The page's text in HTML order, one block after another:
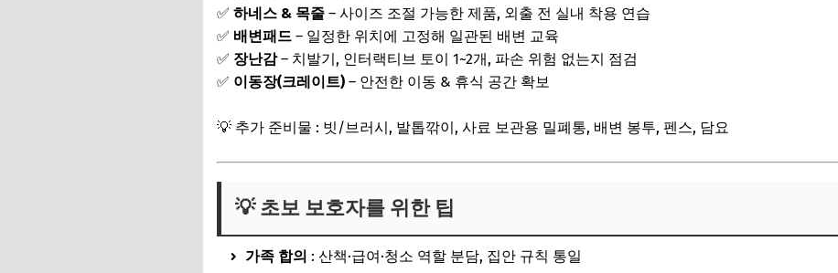
✅ 하네스 & 목줄 – 사이즈 조절 가능한 제품, 외출 전 실내 착용 연습
✅ 배변패드 – 일정한 위치에 고정해 일관된 배변 교육
✅ 장난감– 치발기, 인터랙티브 토이 1~2개, 파손 위험 없는지 점검
✅ 이동장(크레이트) – 안전한 이동 & 휴식 공간 확보
💡 추가 준비물 : 빗/브러시, 발톱깎이, 사료 보관용 밀폐통, 배변 봉투, 펜스, 담요
💡 초보 보호자를 위한 팁
가족 합의 : 산책·급여·청소 역할 분담, 집안 규칙 통일